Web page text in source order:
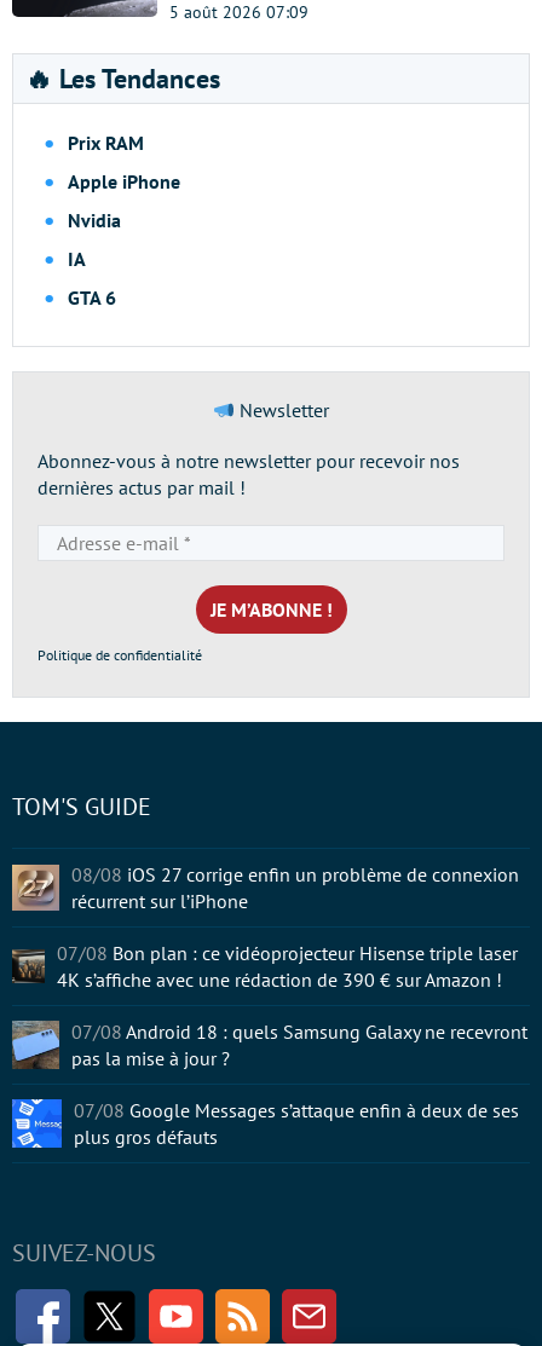
5 août 2026 07:09
🔥 Les Tendances
Prix RAM
Apple iPhone
Nvidia
IA
GTA 6
Newsletter
Abonnez-vous à notre newsletter pour recevoir nos
dernières actus par mail !
e-
mail
*
Politique de confidentialité
SUIVEZ-NOUS
FacebookTwitter Youtube RSS Newsletter
TOM'S GUIDE
08/08 iOS 27 corrige enfin un problème de connexion
récurrent sur l’iPhone
07/08 Bon plan : ce vidéoprojecteur Hisense triple laser
4K s’affiche avec une rédaction de 390 € sur Amazon !
07/08 Android 18 : quels Samsung Galaxy ne recevront
pas la mise à jour ?
07/08 Google Messages s’attaque enfin à deux de ses
plus gros défauts